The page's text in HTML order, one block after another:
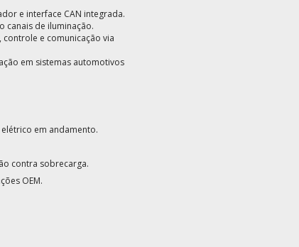
e interface CAN integrada.
canais de iluminação.
e comunicação via
em sistemas automotivos
em andamento.
contra sobrecarga.
OEM.